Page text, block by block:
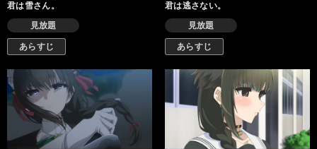
君は雪さん。
見放題
あらすじ
君は逃さない。
見放題
あらすじ